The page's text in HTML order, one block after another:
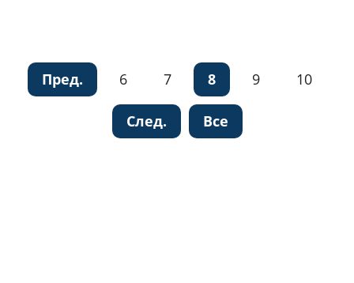
Пред. 6 7 8 9 10
След. Все